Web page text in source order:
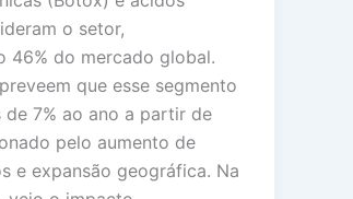
o setor,
46% do mercado global.
que esse segmento
de 7% ao ano a partir de
pelo aumento de
e expansão geográfica. Na